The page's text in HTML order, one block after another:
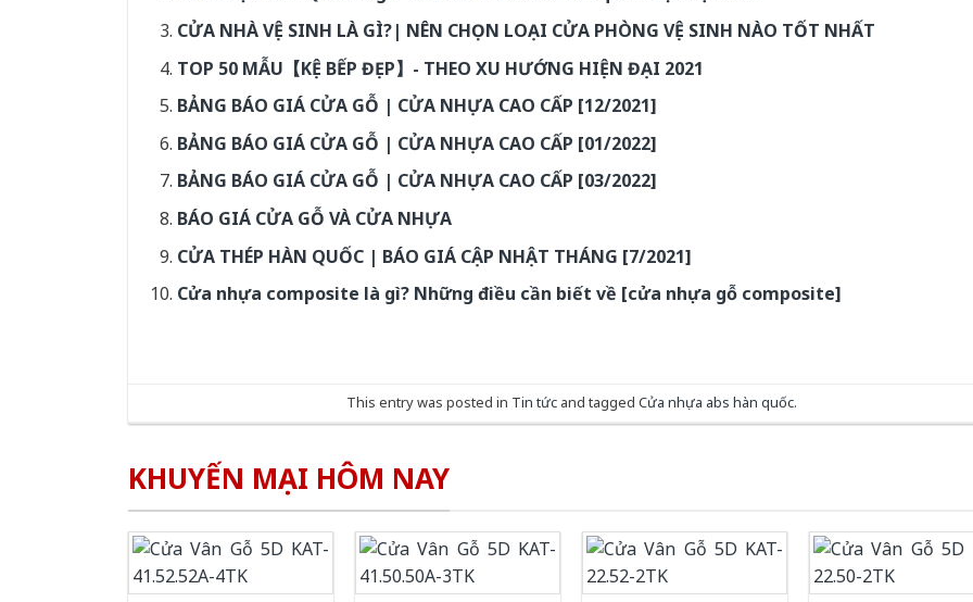
CỬA NHÀ VỆ SINH LÀ GÌ?| NÊN CHỌN LOẠI CỬA PHÒNG VỆ SINH NÀO TỐT NHẤT
TOP 50 MẪU【KỆ BẾP ĐẸP】- THEO XU HƯỚNG HIỆN ĐẠI 2021
BẢNG BÁO GIÁ CỬA GỖ | CỬA NHỰA CAO CẤP [12/2021]
BẢNG BÁO GIÁ CỬA GỖ | CỬA NHỰA CAO CẤP [01/2022]
BẢNG BÁO GIÁ CỬA GỖ | CỬA NHỰA CAO CẤP [03/2022]
BÁO GIÁ CỬA GỖ VÀ CỬA NHỰA
CỬA THÉP HÀN QUỐC | BÁO GIÁ CẬP NHẬT THÁNG [7/2021]
Cửa nhựa composite là gì? Những điều cần biết về [cửa nhựa gỗ composite]
This entry was posted in Tin tứcand tagged Cửa nhựa abs hàn quốc.
KHUYẾN MẠI HÔM NAY